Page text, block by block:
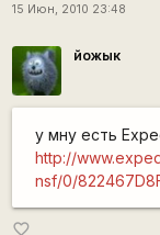
15 Июн, 2010 23:48
йожык
у мну есть
http://
nsf/0/
favorite_border